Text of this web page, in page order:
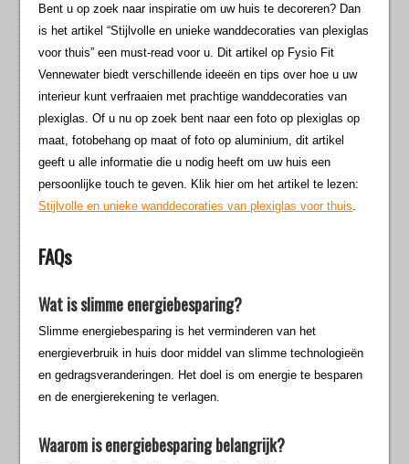
Bent u op zoek naar inspiratie om uw huis te decoreren? Dan
is het artikel “Stijlvolle en unieke wanddecoraties van plexiglas
voor thuis” een must-read voor u. Dit artikel op Fysio Fit
Vennewater biedt verschillende ideeën en tips over hoe u uw
interieur kunt verfraaien met prachtige wanddecoraties van
plexiglas. Of u nu op zoek bent naar een foto op plexiglas op
maat, fotobehang op maat of foto op aluminium, dit artikel
geeft u alle informatie die u nodig heeft om uw huis een
persoonlijke touch te geven. Klik hier om het artikel te lezen:
Stijlvolle en unieke wanddecoraties van plexiglas voor thuis.
FAQs
Wat is slimme energiebesparing?
Slimme energiebesparing is het verminderen van het
energieverbruik in huis door middel van slimme technologieën
en gedragsveranderingen. Het doel is om energie te besparen
en de energierekening te verlagen.
Waarom is energiebesparing belangrijk?